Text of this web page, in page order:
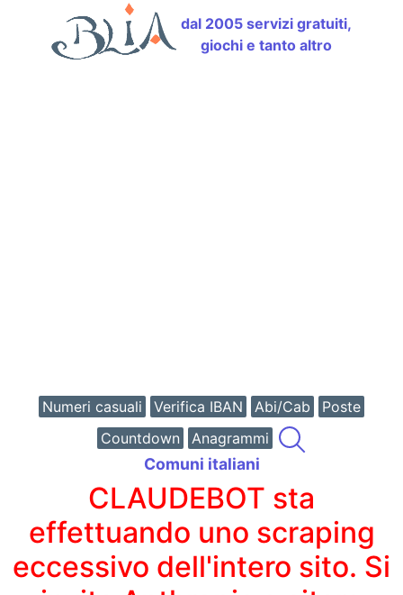
dal 2005 servizi gratuiti,
giochi e tanto altro
Numeri casuali Verifica IBAN Abi/Cab
Poste
Countdown
Anagrammi
Comuni italiani
CLAUDEBOT sta
effettuando uno scraping
eccessivo dell'intero sito. Si